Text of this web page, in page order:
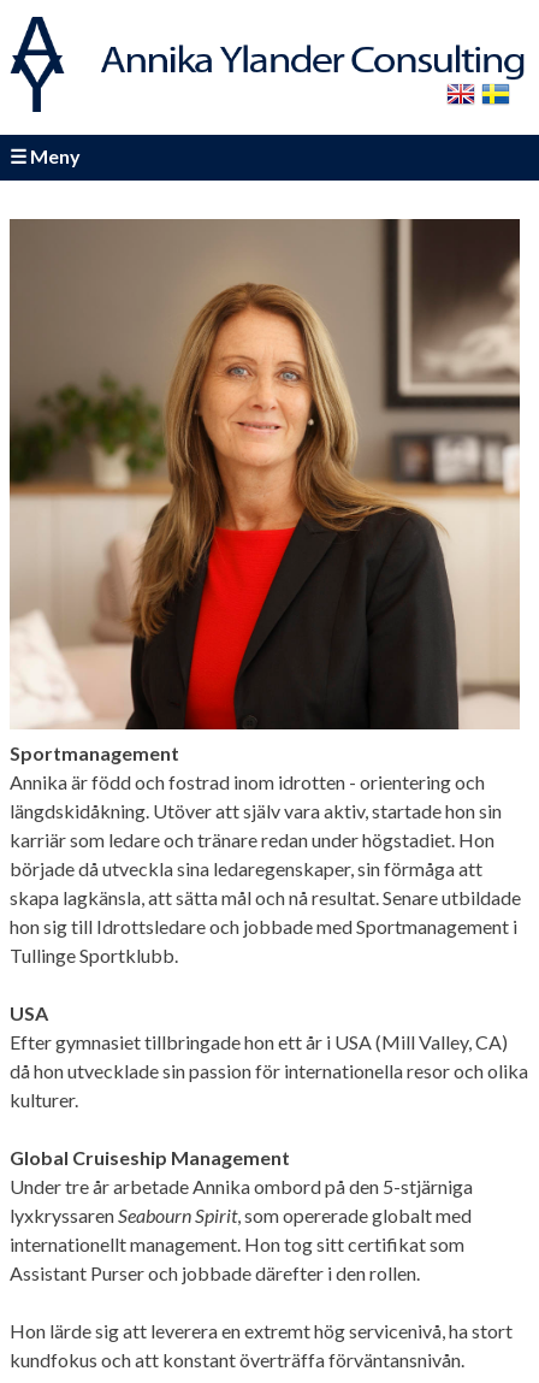
Meny
Learning & development
Utbildnings- & marknadsaktiviteter
Resultat & referenser
Sportmanagement
Annika är född och fostrad inom idrotten - orientering och
längdskidåkning. Utöver att själv vara aktiv, startade hon sin
karriär som ledare och tränare redan under högstadiet. Hon
började då utveckla sina ledaregenskaper, sin förmåga att
skapa lagkänsla, att sätta mål och nå resultat. Senare utbildade
hon sig till Idrottsledare och jobbade med Sportmanagement i
Tullinge Sportklubb.
USA
Efter gymnasiet tillbringade hon ett år i USA (Mill Valley, CA)
då hon utvecklade sin passion för internationella resor och olika
kulturer.
Global Cruiseship Management
Under tre år arbetade Annika ombord på den 5-stjärniga
lyxkryssarenSeabourn Spirit, som opererade globalt med
internationellt management. Hon tog sitt certifikat som
Assistant Purser och jobbade därefter i den rollen.
Hon lärde sig att leverera en extremt hög servicenivå, ha stort
kundfokus och att konstant överträffa förväntansnivån.